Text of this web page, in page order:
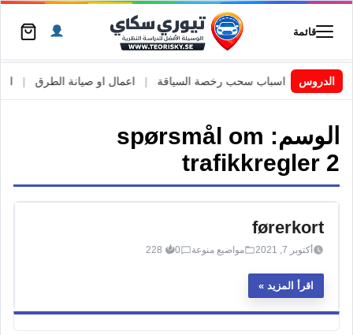
قائمة
الدروسالسويد | اسباب سحب رخصة السياقة اعمال او صيانة الطرق
الوسم: spørsmål om
trafikkregler 2
førerkort
أكتوبر 7, 2021 مواضيع منوعة 0
228
اقرأ المزيد